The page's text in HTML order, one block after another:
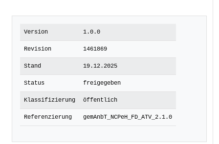
Version 1.0.0
Revision 1461869
Stand 19.12.2025
Status freigegeben
Klassifizierung öffentlich
Referenzierung gemAnbT_NCPeH_FD_ATV_2.1.0